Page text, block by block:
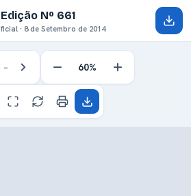
Edição Nº 661
· 8 de Setembro de 2014
– 60%